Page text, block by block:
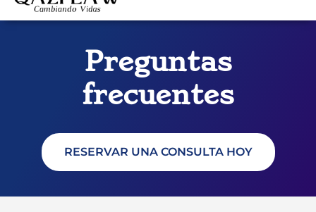
Preguntas
frecuentes
RESERVAR UNA CONSULTA HOY